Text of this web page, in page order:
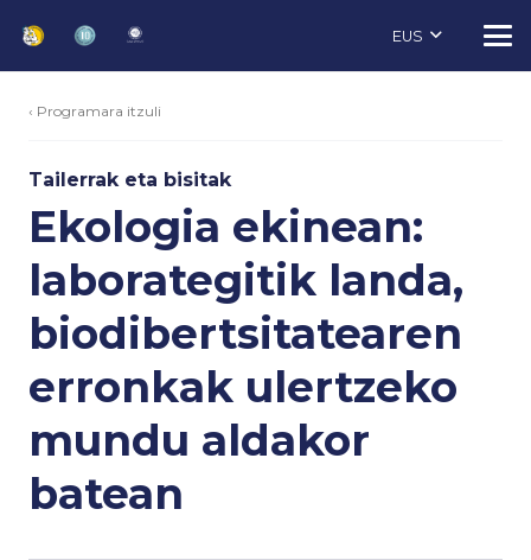
EUS
‹ Programara itzuli
Tailerrak eta bisitak
Ekologia ekinean:
laborategitik landa,
biodibertsitatearen
erronkak ulertzeko
mundu aldakor
batean